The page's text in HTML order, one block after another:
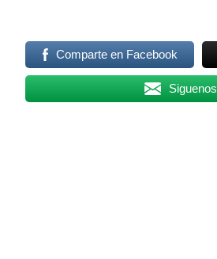
Comparte en Facebook
Siguenos